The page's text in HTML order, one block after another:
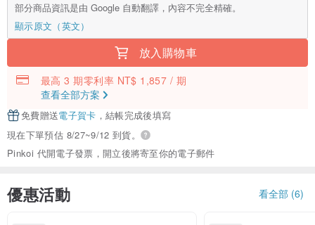
部分商品資訊是由 Google 自動翻譯，內容不完全精確。
顯示原文（英文）
放入購物車
最高 3 期零利率 NT$ 1,857 / 期
查看全部方案
免費贈送電子賀卡 ，結帳完成後填寫
現在下單預估 8/27~9/12 到貨。
Pinkoi 代開電子發票，開立後將寄至你的電子郵件
優惠活動 看全部 (6)